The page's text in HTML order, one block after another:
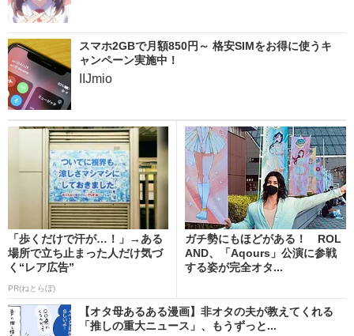
スマホ2GBで月額850円～ 格安SIMをお得に使うキ
ャンペーン実施中！
IIJmio
「歩くだけで汗が…！」→ある
場所で立ち止まった人だけ気づ
く“レア広告”
PR(ねとらぼ)
ガチ勢にもほどがある！ ROL
AND、「Aqours」公演に参戦
する姿が完全オタ...
【オタ母あるある漫画】非オタの夫が教えてくれる
「推しの重大ニュース」、もうずっと...